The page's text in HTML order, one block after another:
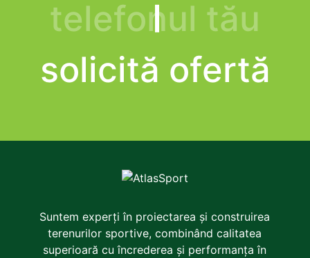
Suntem experți în proiectarea și construirea
terenurilor sportive, combinând calitatea
superioară cu încrederea și performanța în